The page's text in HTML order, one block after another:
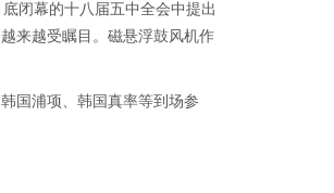
闭幕的十八届五中全会中提出
来越受瞩目。磁悬浮鼓风机作
国浦项、韩国真率等到场参